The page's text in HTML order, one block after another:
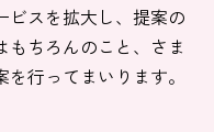
ビスを拡大し、提案の
もちろんのこと、さま
行ってまいります。